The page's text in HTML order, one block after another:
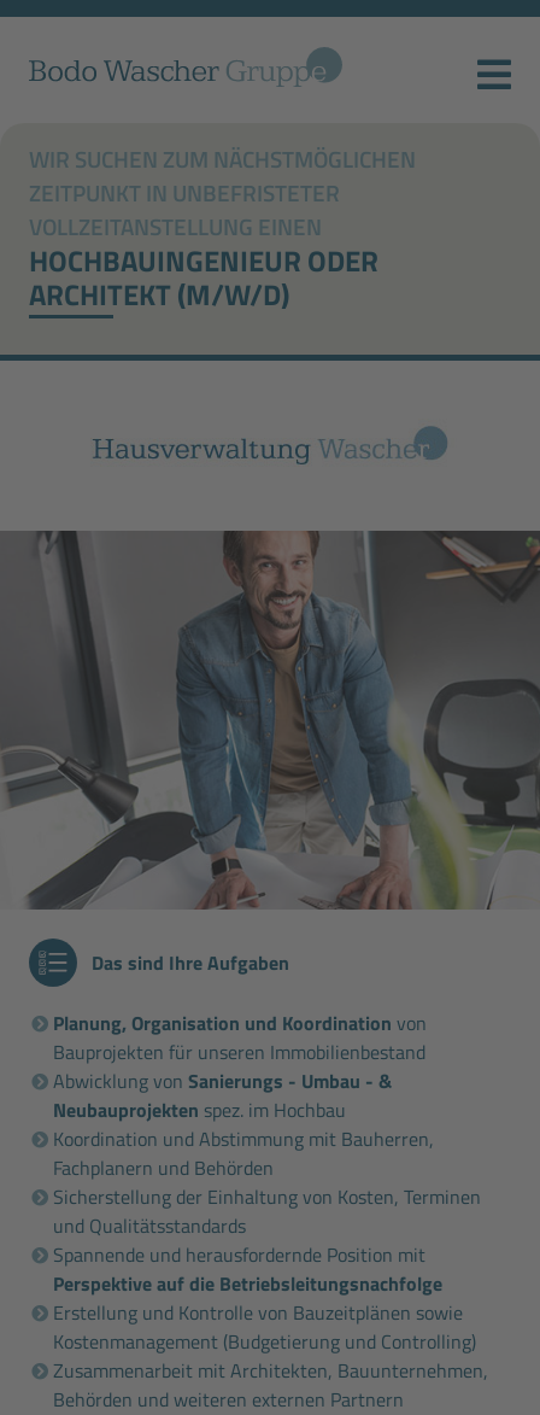
WIR SUCHEN ZUM NÄCHSTMÖGLICHEN
ZEITPUNKT IN UNBEFRISTETER
VOLLZEITANSTELLUNG EINEN
HOCHBAUINGENIEUR ODER
ARCHITEKT (M/W/D)
Das sind Ihre Aufgaben
Planung, Organisation und Koordination von
Bauprojekten für unseren Immobilienbestand
Abwicklung von Sanierungs - Umbau - &
Neubauprojekten spez. im Hochbau
Koordination und Abstimmung mit Bauherren,
Fachplanern und Behörden
Sicherstellung der Einhaltung von Kosten, Terminen
und Qualitätsstandards
Spannende und herausfordernde Position mit
Perspektive auf die Betriebsleitungsnachfolge
Erstellung und Kontrolle von Bauzeitplänen sowie
Kostenmanagement (Budgetierung und Controlling)
Zusammenarbeit mit Architekten, Bauunternehmen,
Behörden und weiteren externen Partnern